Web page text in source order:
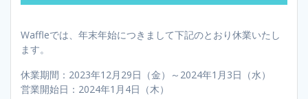
Waffleでは、年末年始につきまして下記のとおり休業いたし
ます。
休業期間：2023年12月29日（金）～2024年1月3日（水）
営業開始日：2024年1月4日（木）